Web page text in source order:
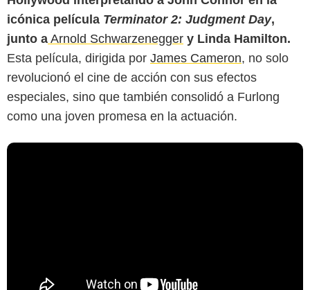
icónica película Terminator 2: Judgment Day,
junto a Arnold Schwarzenegger y Linda Hamilton.
Esta película, dirigida por James Cameron, no solo
revolucionó el cine de acción con sus efectos
especiales, sino que también consolidó a Furlong
como una joven promesa en la actuación.